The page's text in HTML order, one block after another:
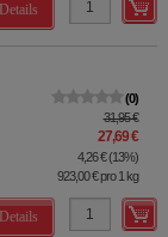
Details
0
31,95 €
27,69 €
4,26 €(13%)
923,00 €pro 1 kg
Details